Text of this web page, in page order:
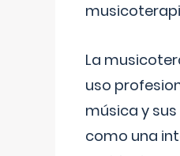
La
uso
música y
como una